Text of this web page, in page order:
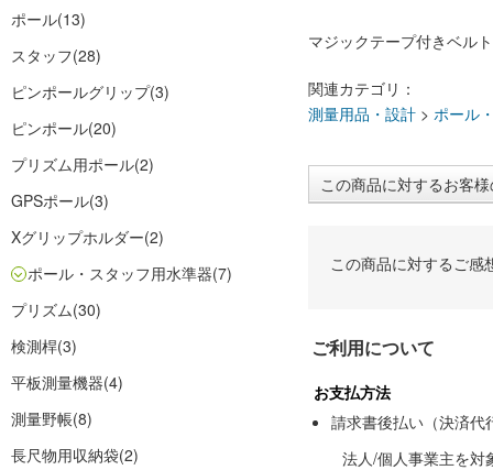
ポール(13)
スタッフ(28)
ピンポールグリップ(3)
ピンポール(20)
プリズム用ポール(2)
GPSポール(3)
Xグリップホルダー(2)
ポール・スタッフ用水準器(7)
プリズム(30)
検測桿(3)
平板測量機器(4)
測量野帳(8)
長尺物用収納袋(2)
マジックテープ付きベル
関連カテゴリ：
測量用品・設計 > ポール
この商品に対するお客
この商品に対するご感
ご利用について
お支払方法
請求書後払い（決済代
法人/個人事業主を対